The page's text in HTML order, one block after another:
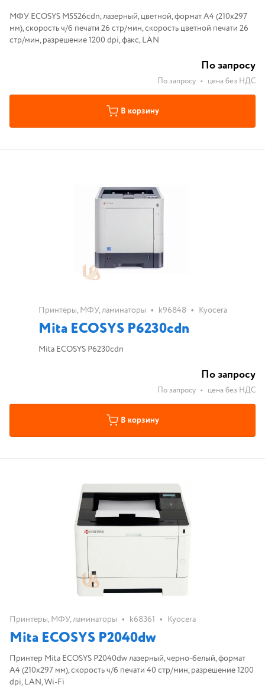
МФУ ECOSYS M5526cdn, лазерный, цветной, формат A4 (210x297
мм), скорость ч/б печати 26 стр/мин, скорость цветной печати 26
стр/мин, разрешение 1200 dpi, факс, LAN
По запросу
По запросу • цена без НДС
В корзину
Принтеры, МФУ, ламинаторы • k96848 • Kyocera
Mita ECOSYS P6230cdn
Mita ECOSYS P6230cdn
По запросу
По запросу • цена без НДС
В корзину
Принтеры, МФУ, ламинаторы • k68361 • Kyocera
Mita ECOSYS P2040dw
Принтер Mita ECOSYS P2040dw лазерный, черно-белый, формат
A4 (210x297 мм), скорость ч/б печати 40 стр/мин, разрешение 1200
dpi, LAN, Wi-Fi